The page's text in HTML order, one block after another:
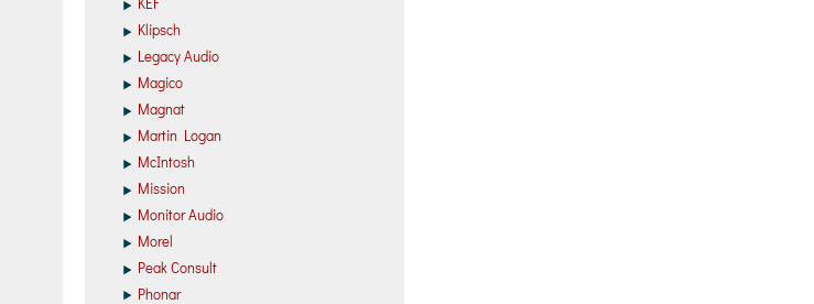
Klipsch
Legacy Audio
Magico
Magnat
Martin Logan
McIntosh
Mission
Monitor Audio
Morel
Peak Consult
Phonar